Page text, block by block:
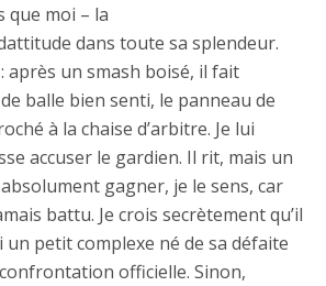
que moi – la
dans toute sa splendeur.
après un smash boisé, il fait
balle bien senti, le panneau de
à la chaise d’arbitre. Je lui
accuser le gardien. Il rit, mais un
gagner, je le sens, car
battu. Je crois secrètement qu’il
petit complexe né de sa défaite
officielle. Sinon,